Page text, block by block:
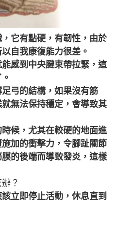
它有點硬，有韌性，由於
自我康復能力很差。
感到中央腱束帶拉緊，這
弓的結構，如果沒有筋
無法保持穩定，會導致其
候，尤其在較硬的地面進
加的衝擊力，令腳趾關節
的後端而導致發炎，這樣
？
立即停止活動，休息直到